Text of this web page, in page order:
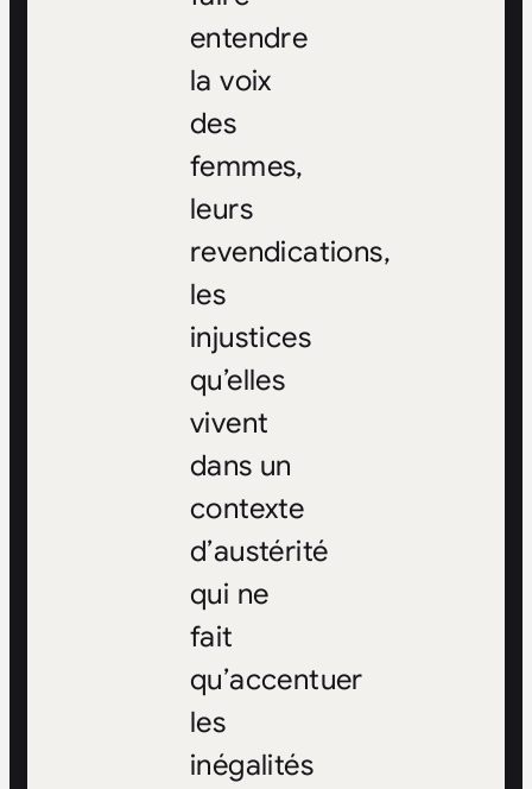
entendre
la voix
des
femmes,
leurs
revendications,
les
injustices
qu’elles
vivent
dans un
contexte
d’austérité
qui ne
fait
qu’accentuer
les
inégalités